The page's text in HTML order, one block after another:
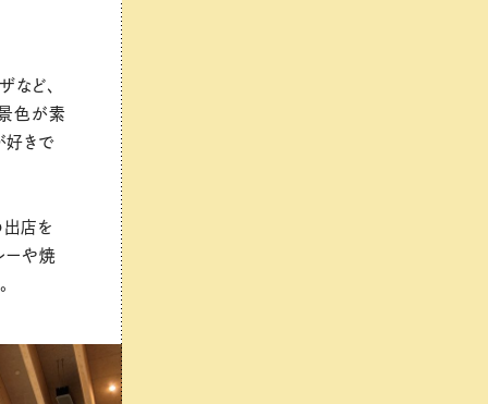
など、
色が素
好きで
出店を
ーや焼